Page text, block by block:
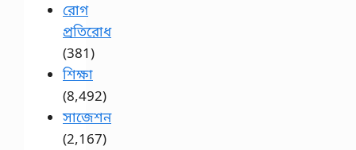
রোগ
প্রতিরোধ
(381)
শিক্ষা
(8,492)
সাজেশন
(2,167)